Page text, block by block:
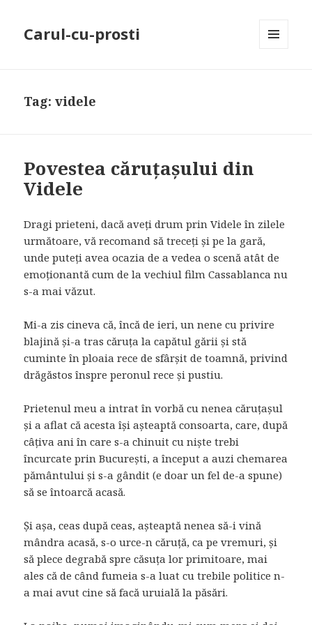
Carul-cu-prosti
Tag: videle
Povestea căruțașului din
Videle
Dragi prieteni, dacă aveți drum prin Videle în zilele
următoare, vă recomand să treceți și pe la gară,
unde puteți avea ocazia de a vedea o scenă atât de
emoționantă cum de la vechiul film Cassablanca nu
s-a mai văzut.
Mi-a zis cineva că, încă de ieri, un nene cu privire
blajină și-a tras căruța la capătul gării și stă
cuminte în ploaia rece de sfârșit de toamnă, privind
drăgăstos înspre peronul rece și pustiu.
Prietenul meu a intrat în vorbă cu nenea căruțașul
și a aflat că acesta își așteaptă consoarta, care, după
câțiva ani în care s-a chinuit cu niște trebi
încurcate prin București, a început a auzi chemarea
pământului și s-a gândit (e doar un fel de-a spune)
să se întoarcă acasă.
Și așa, ceas după ceas, așteaptă nenea să-i vină
mândra acasă, s-o urce-n căruță, ca pe vremuri, și
să plece degrabă spre căsuța lor primitoare, mai
ales că de când fumeia s-a luat cu trebile politice n-
a mai avut cine să facă uruială la păsări.